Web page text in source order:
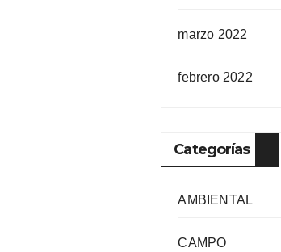
marzo 2022
febrero 2022
Categorías
AMBIENTAL
CAMPO